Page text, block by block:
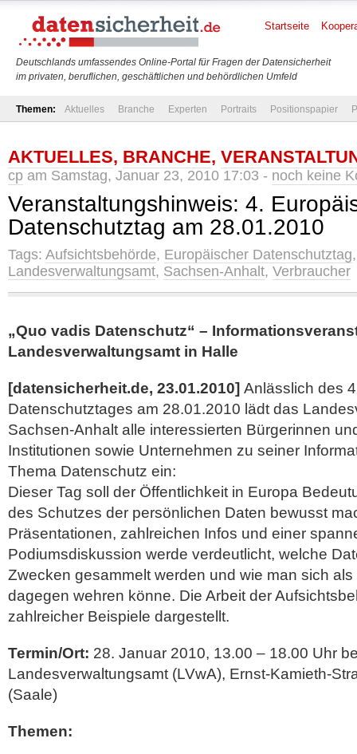
Deutschlands umfassendes Online-Portal für Fragen der Datensicherheit
im privaten, beruflichen, geschäftlichen und behördlichen Umfeld
Startseite
Themen: Aktuelles Branche Experten Portraits Positionspapier
AKTUELLES, BRANCHE,
cp am Samstag, Januar 23, 2010 17:03 - noch keine
Veranstaltungshinweis: 4.
Datenschutztag am 28.01.2010
Tags: Aufsichtsbehörde, Europäischer Datenschutztag
Landesverwaltungsamt, Sachsen-Anhalt, Verbraucher
„Quo vadis Datenschutz“ –
Landesverwaltungsamt in Halle
[datensicherheit.de, 23.01.2010] Anlässlich des
Datenschutztages am 28.01.2010 lädt das
Sachsen-Anhalt alle interessierten Bürgerinnen
Institutionen sowie Unternehmen zu seiner
Thema Datenschutz ein:
Dieser Tag soll der Öffentlichkeit in Europa
des Schutzes der persönlichen Daten bewusst
Präsentationen, zahlreichen Infos und einer
Podiumsdiskussion werde verdeutlicht, welche
Zwecken gesammelt werden und wie man sich
dagegen wehren könne. Die Arbeit der
zahlreicher Beispiele dargestellt.
Termin/Ort: 28. Januar 2010, 13.00 – 18.00 Uhr
Landesverwaltungsamt (LVwA), Ernst-Kamieth-
(Saale)
Themen: